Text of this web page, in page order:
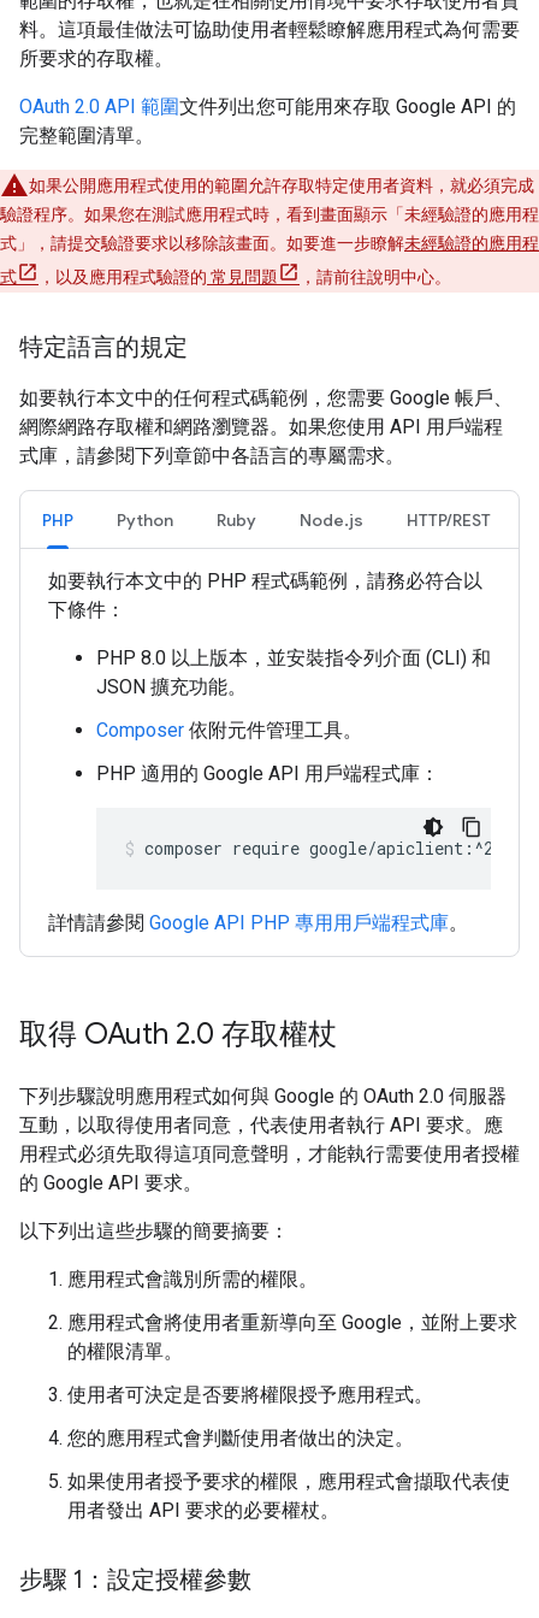
料。這項最佳做法可協助使用者輕鬆瞭解應用程式為何需要
所要求的存取權。
OAuth 2.0 API 範圍文件列出您可能用來存取 Google API 的
完整範圍清單。
如果公開應用程式使用的範圍允許存取特定使用者資料，就必須完成
驗證程序。如果您在測試應用程式時，看到畫面顯示「未經驗證的應用程
式」
，請提交驗證要求以移除該畫面。如要進一步瞭解未經驗證的應用程
式
，以及應用程式驗證的 常見問題 ，請前往說明中心。
特定語言的規定
如要執行本文中的任何程式碼範例，您需要 Google 帳戶、
網際網路存取權和網路瀏覽器。如果您使用 API 用戶端程
式庫，請參閱下列章節中各語言的專屬需求。
PHP Python Ruby Node.js HTTP/REST
如要執行本文中的 PHP 程式碼範例，請務必符合以
下條件：
PHP 8.0 以上版本，並安裝指令列介面 (CLI) 和
JSON 擴充功能。
Composer 依附元件管理工具。
PHP 適用的 Google API 用戶端程式庫：
composer require google/
詳情請參閱 Google API PHP 專用用戶端程式庫。
取得 OAuth 2.0 存取權杖
下列步驟說明應用程式如何與 Google 的 OAuth 2.0 伺服器
互動，以取得使用者同意，代表使用者執行 API 要求。應
用程式必須先取得這項同意聲明，才能執行需要使用者授權
的 Google API 要求。
以下列出這些步驟的簡要摘要：
應用程式會識別所需的權限。
應用程式會將使用者重新導向至 Google，並附上要求
的權限清單。
使用者可決定是否要將權限授予應用程式。
您的應用程式會判斷使用者做出的決定。
如果使用者授予要求的權限，應用程式會擷取代表使
用者發出 API 要求的必要權杖。
步驟 1：設定授權參數